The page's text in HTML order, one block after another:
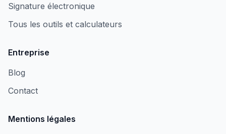
Signature électronique
Tous les outils et calculateurs
Entreprise
Blog
Contact
Mentions légales